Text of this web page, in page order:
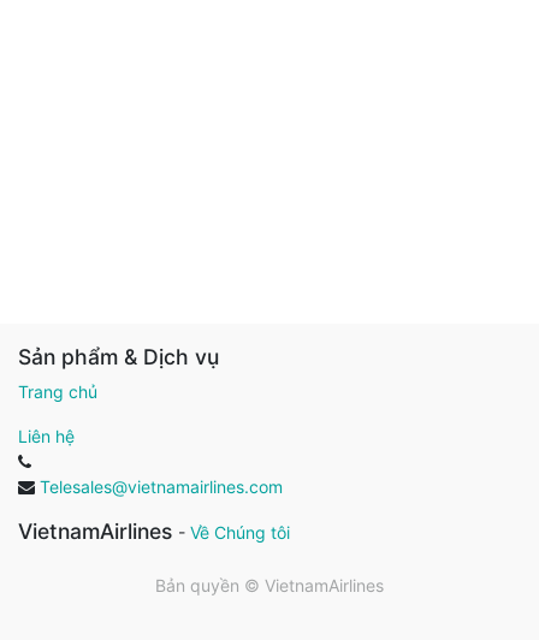
Sản phẩm & Dịch vụ
Trang chủ
Liên hệ
Telesales@vietnamairlines.com
VietnamAirlines - Về Chúng tôi
Bản quyền © VietnamAirlines